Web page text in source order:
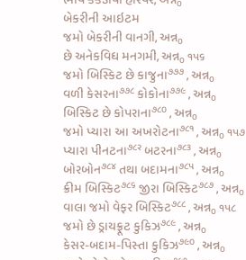
૦
બેકરીની આઇટમ
જમો બેકરીની વાનગી, અન્ન૦
છે અનેકવિધ મનગમી, અન્ન૦ ૧૫૬
જમો બિસ્કિટ છે કાજુના૭૭૭ , અન્ન૦
વળી કેસરના૭૭૮ કોકોના૭૭૯ , અન્ન૦
બિસ્કિટ છે કોપરાના૭૮૦ , અન્ન૦
જમો પ્યારા આઅખરોટના૭૮૧ , અન્ન૦ ૧૫૭
પ્યારાપીનટના૭૮૨ બટરના૭૮૩ , અન્ન૦
બોરબોન૭૮૪ તથા બદામના૭૮૫ , અન્ન૦
ક્રીમ બિસ્કિટ૭૮૬ જીરા બિસ્કિટ૭૮૭ , અન્ન૦
વાલા જમોવેફર બિસ્કિટ૭૮૮ , અન્ન૦ ૧૫૮
જમો છેડ્રાયફ્રૂટ કુકિઝ૭૮૯ , અન્ન૦
કેસર-બદામ-પિસ્તા કુકિઝ૭૯૦ , અન્ન૦